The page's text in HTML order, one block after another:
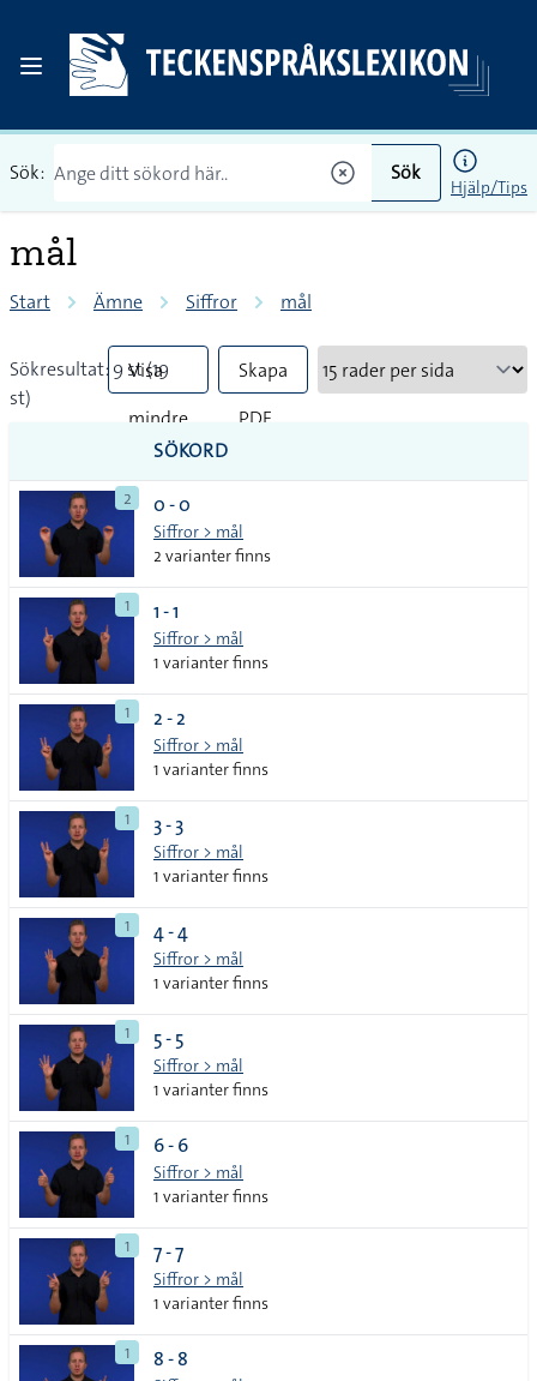
Sök: Sök
Hjälp/Tips
mål
Start Ämne Siffror mål
Sökresultat: 9 st (19
st)
Visa
mindre
tecken
Skapa
PDF
SÖKORD
2 0 - 0
Siffror > mål
2 varianter finns
1 1 - 1
Siffror > mål
1 varianter finns
1 2 - 2
Siffror > mål
1 varianter finns
1 3 - 3
Siffror > mål
1 varianter finns
1 4 - 4
Siffror > mål
1 varianter finns
1 5 - 5
Siffror > mål
1 varianter finns
1 6 - 6
Siffror > mål
1 varianter finns
1 7 - 7
Siffror > mål
1 varianter finns
1 8 - 8